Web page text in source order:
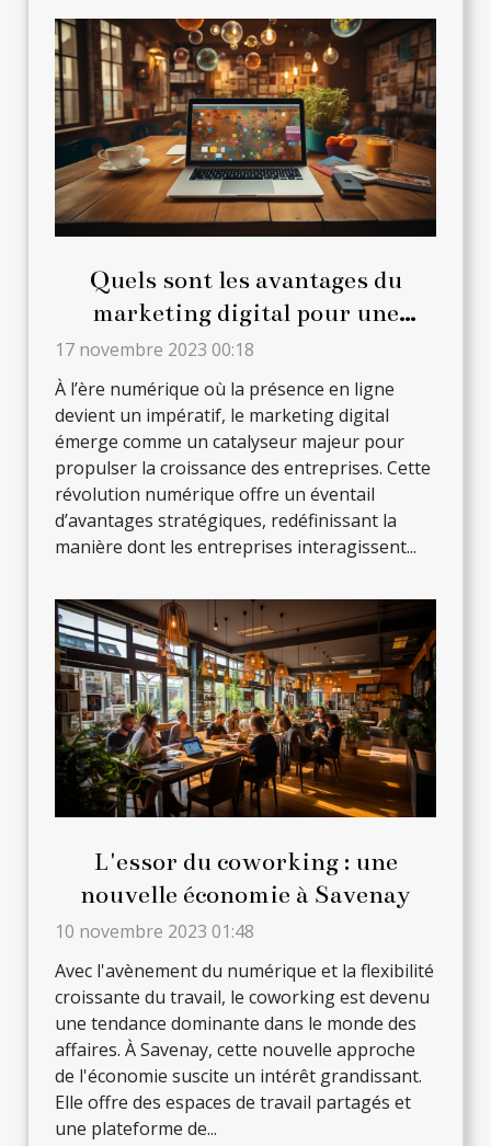
Quels sont les avantages du
marketing digital pour une
entreprise ?
17 novembre 2023 00:18
À l’ère numérique où la présence en ligne
devient un impératif, le marketing digital
émerge comme un catalyseur majeur pour
propulser la croissance des entreprises. Cette
révolution numérique offre un éventail
d’avantages stratégiques, redéfinissant la
manière dont les entreprises interagissent...
L'essor du coworking : une
nouvelle économie à Savenay
10 novembre 2023 01:48
Avec l'avènement du numérique et la flexibilité
croissante du travail, le coworking est devenu
une tendance dominante dans le monde des
affaires. À Savenay, cette nouvelle approche
de l'économie suscite un intérêt grandissant.
Elle offre des espaces de travail partagés et
une plateforme de...